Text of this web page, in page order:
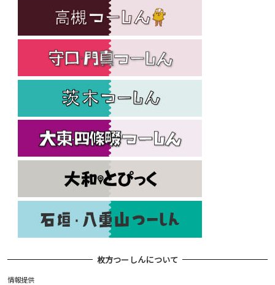
枚方つーしんについて
情報提供